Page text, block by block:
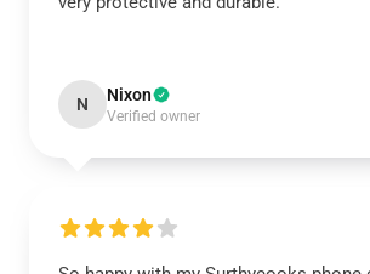
N Nixon
Verified owner